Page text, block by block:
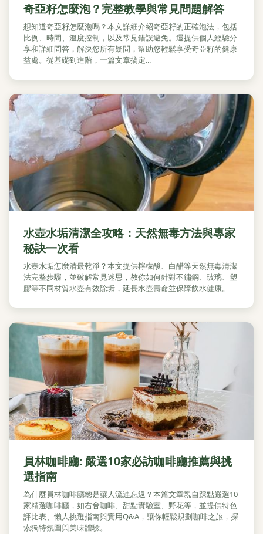
奇亞籽怎麼泡？完整教學與常見問題解答
想知道奇亞籽怎麼泡嗎？本文詳細介紹奇亞籽的正確泡法，包括
比例、時間、溫度控制，以及常見錯誤避免。還提供個人經驗分
享和詳細問答，解決您所有疑問，幫助您輕鬆享受奇亞籽的健康
益處。從基礎到進階，一篇文章搞定...
水壺水垢清潔全攻略：天然無毒方法與專家
秘訣一次看
水壺水垢怎麼清最乾淨？本文提供檸檬酸、白醋等天然無毒清潔
法完整步驟，並破解常見迷思，教你如何針對不鏽鋼、玻璃、塑
膠等不同材質水壺有效除垢，延長水壺壽命並保障飲水健康。
員林咖啡廳: 嚴選10家必訪咖啡廳推薦與挑
選指南
為什麼員林咖啡廳總是讓人流連忘返？本篇文章親自踩點嚴選10
家精選咖啡廳，如右舍咖啡、甜點實驗室、野花等，並提供特色
評比表、懶人挑選指南與實用Q&A，讓你輕鬆規劃咖啡之旅，探
索獨特氛圍與美味體驗。